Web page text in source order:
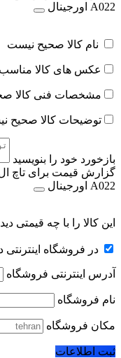
A022 اورجینال
نام کالا صحیح نیست
عکس های کالا
مشخصات فنی کالا
توضیحات کالا صحیح
بازخورد خود را بنویسید
A022 اورجینال
این کالا را با چه قیمتی
در فروشگاه اینترنتی
آدرس اینترنتی فروشگاه
نام فروشگاه
مکان فروشگاه
ثبت اطلاعات